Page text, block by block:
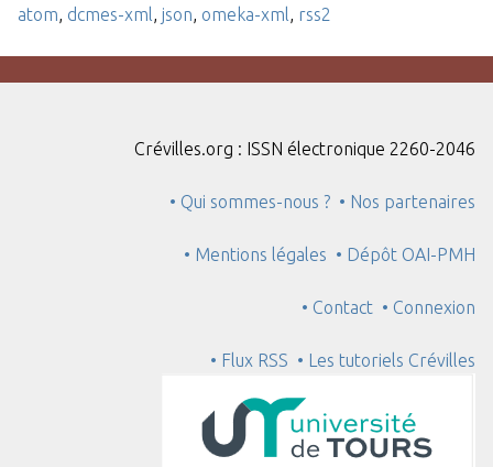
atom, dcmes-xml, json, omeka-xml, rss2
Crévilles.org : ISSN électronique 2260-2046
• Qui sommes-nous ? • Nos partenaires
• Mentions légales • Dépôt OAI-PMH
• Contact • Connexion
• Flux RSS • Les tutoriels Crévilles